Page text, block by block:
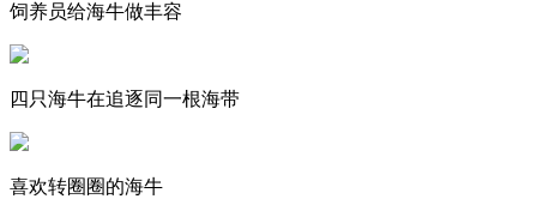
饲养员给海牛做丰容
四只海牛在追逐同一根海带
喜欢转圈圈的海牛